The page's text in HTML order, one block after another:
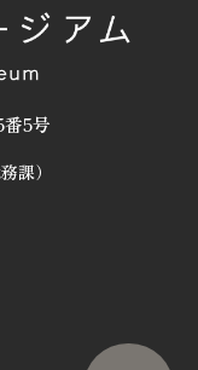
5号
課）